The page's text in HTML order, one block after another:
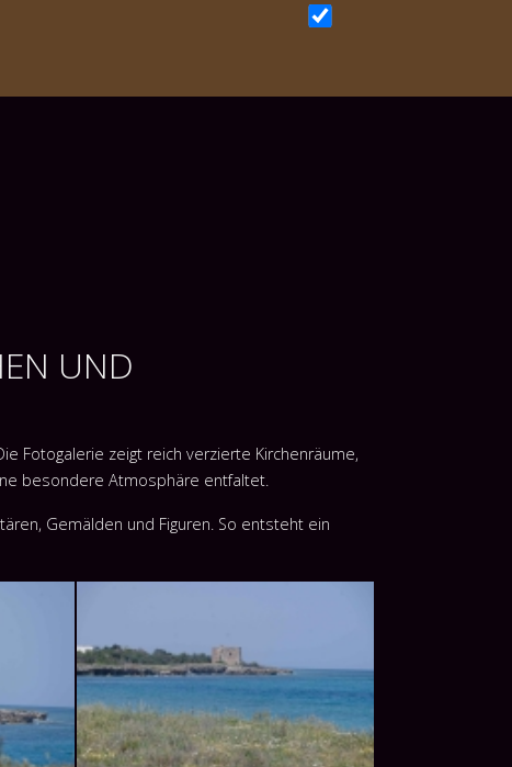
UND
Fotogalerie zeigt reich verzierte Kirchenräume,
besondere Atmosphäre entfaltet.
Gemälden und Figuren. So entsteht ein